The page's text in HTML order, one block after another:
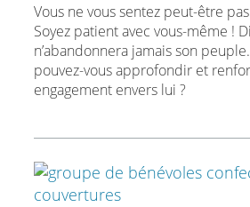
Vous ne vous sentez peut-être
Soyez patient avec vous-même !
n’abandonnera jamais son
pouvez-vous approfondir et
engagement envers lui ?